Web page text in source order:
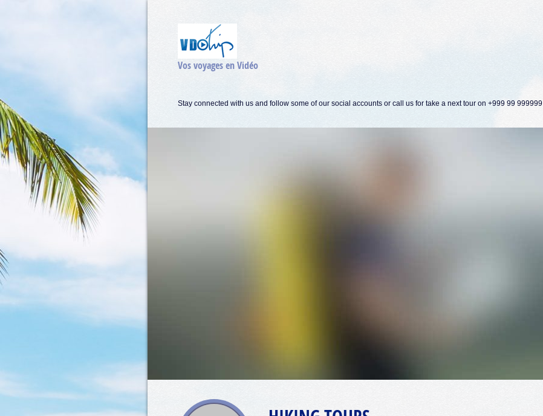
Vos voyages en Vidéo
Stay connected with us and follow some of our social accounts or call us for take a next tour on +999 99 999999